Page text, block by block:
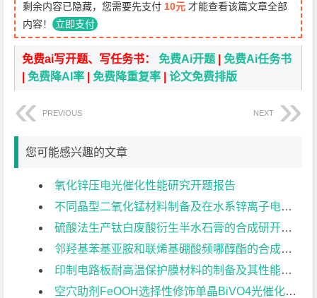
剩余内容已隐藏，您需要先支付 10元 才能查看该篇文章全部
内容！ 立即支付
免费ai写开题、写任务书：免费Ai开题 |免费Ai任务书
|免费降AI率 |免费降重复率 |论文免费排版
PREVIOUS NEXT
您可能感兴趣的文章
氧化锌压电光催化性能研究开题报告
不同晶型二氧化锰材料制备及在水系锌离子电池中的应用研究开题报告
硫酸法生产钛白废酸衍生半水石膏的合成研开题报告
邻羟基苯基亚胺和联烯基硼酸频哪醇酯的合成及反应研究开题报告
印制电路板耐高温保护膜材料的制备及其性能研究开题报告
空穴助剂FeOOH选择性修饰单晶BiVO4光催化材料的合成及性能研究开题报告